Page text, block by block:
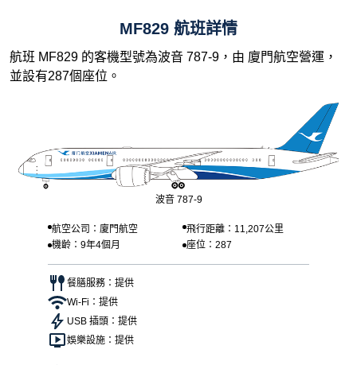
MF829 航班詳情
航班 MF829 的客機型號為波音 787-9，由 廈門航空營運，
並設有287個座位。
波音 787-9
航空公司：廈門航空
飛行距離：11,207公里
機齡：9年4個月
座位：287
餐膳服務：提供
Wi-Fi：提供
USB 插頭：提供
娛樂設施：提供